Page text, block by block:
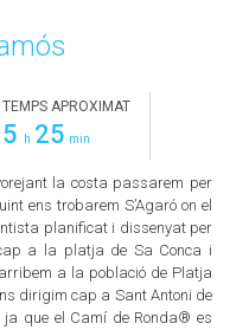
TEMPS APROXIMAT
5 h 25 min
la costa passarem per
ens trobarem S’Agaró on el
planificat i dissenyat per
cap a la platja de Sa Conca i
a la població de Platja
dirigim cap a Sant Antoni de
ja que el Camí de Ronda® es